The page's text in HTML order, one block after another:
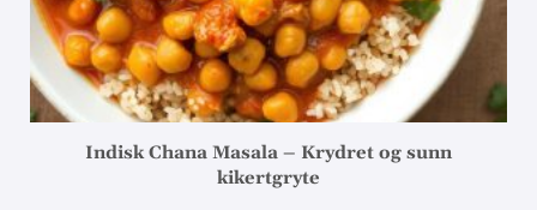
Indisk Chana Masala – Krydret og sunn
kikertgryte